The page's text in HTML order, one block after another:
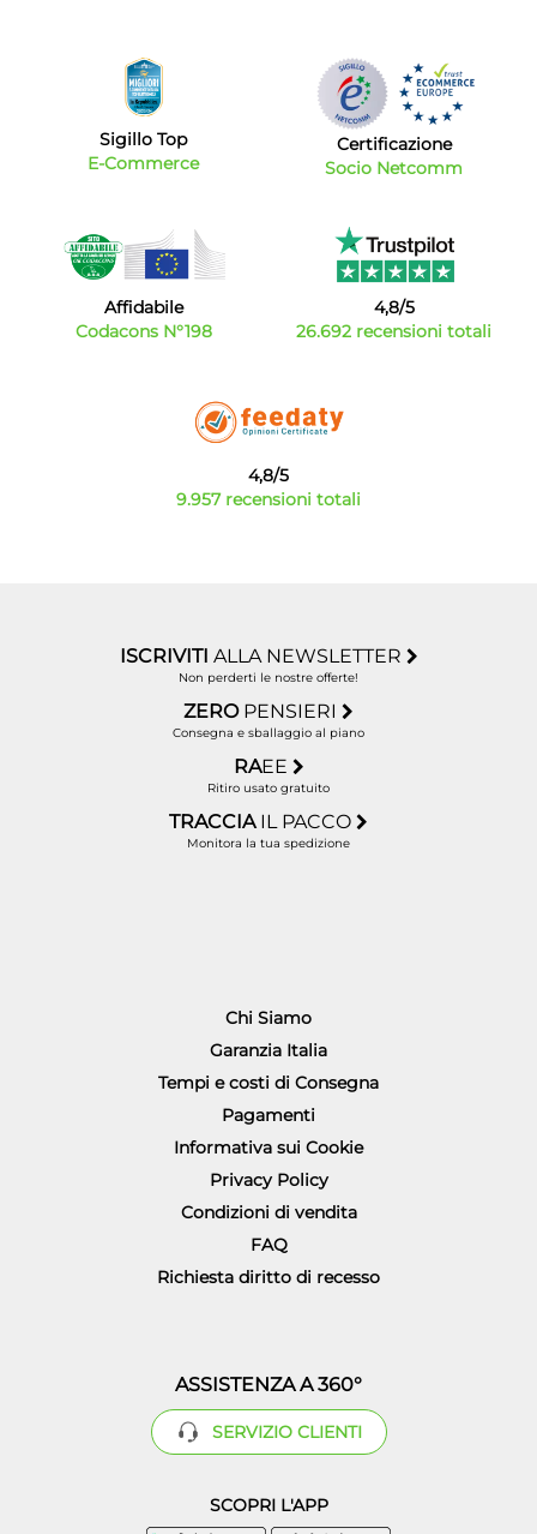
Sigillo Top
E-Commerce
Certificazione
Socio Netcomm
Affidabile
Codacons N°198
4,8/5
26.692 recensioni totali
4,8/5
9.957 recensioni totali
ISCRIVITI ALLA NEWSLETTER
Non perderti le nostre offerte!
ZERO PENSIERI
Consegna e sballaggio al piano
RAEE
Ritiro usato gratuito
TRACCIA IL PACCO
Monitora la tua spedizione
Chi Siamo
Garanzia Italia
Tempi e costi di Consegna
Pagamenti
Informativa sui Cookie
Privacy Policy
Condizioni di vendita
FAQ
Richiesta diritto di recesso
ASSISTENZA A 360°
SERVIZIO CLIENTI
SCOPRI L'APP